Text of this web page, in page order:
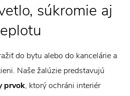
súkromie aj
do bytu alebo do kancelárie a
Naše žalúzie predstavujú
prvok, ktorý ochráni interiér